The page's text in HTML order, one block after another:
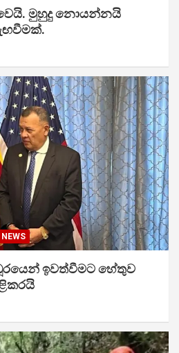
මුහුදු නොයන්නයි
NEWS
ඉවත්වීමට හේතුව